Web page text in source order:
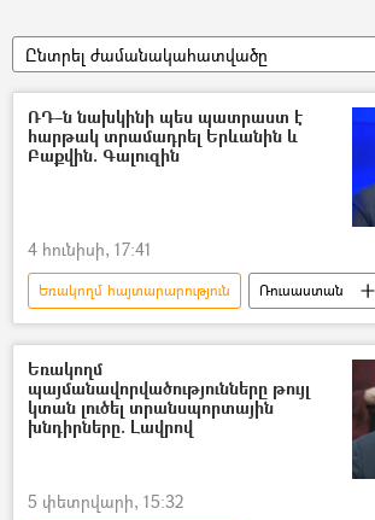
Ընտրել ժամանակահատվածը
ՌԴ–ն նախկինի պես պատրաստ է
հարթակ տրամադրել Երևանին և
Բաքվին. Գալուզին
4 հունիսի, 17:41
Եռակողմ հայտարարություն
Ռուսաստան
Միխայիլ Գալուզին
Հայաստան
Հայաստան-Ռուսաստան համագործակցություն
Ադրբեջան
հայ-ադրբեջանական
Խաղաղության պայմանագիր
Եռակողմ
պայմանավորվածությունները թույլ
կտան լուծել տրանսպորտային
խնդիրները. Լավրով
5 փետրվարի, 15:32